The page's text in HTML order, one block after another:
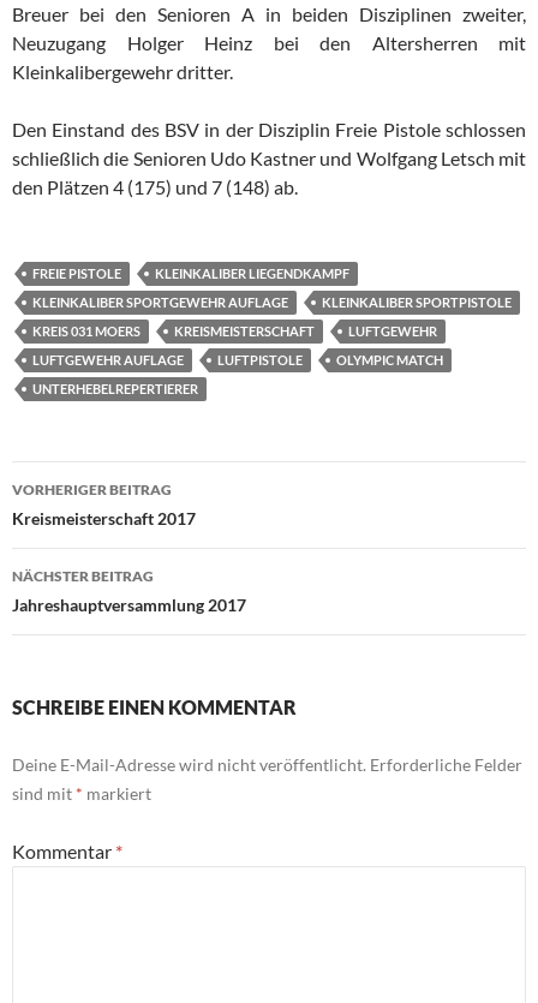
Breuer bei den Senioren A in beiden Disziplinen zweiter,
Neuzugang Holger Heinz bei den Altersherren mit
Kleinkalibergewehr dritter.
Den Einstand des BSV in der Disziplin Freie Pistole schlossen
schließlich die Senioren Udo Kastner und Wolfgang Letsch mit
den Plätzen 4 (175) und 7 (148) ab.
FREIE PISTOLE
KLEINKALIBER LIEGENDKAMPF
KLEINKALIBER SPORTGEWEHR AUFLAGE
KLEINKALIBER SPORTPISTOLE
KREIS 031 MOERS
KREISMEISTERSCHAFT
LUFTGEWEHR
LUFTGEWEHR AUFLAGE
LUFTPISTOLE
OLYMPIC MATCH
UNTERHEBELREPERTIERER
Beitragsnavigation
VORHERIGER BEITRAG
Kreismeisterschaft 2017
NÄCHSTER BEITRAG
Jahreshauptversammlung 2017
SCHREIBE EINEN KOMMENTAR
Deine E-Mail-Adresse wird nicht veröffentlicht. Erforderliche Felder
sind mit * markiert
Kommentar *